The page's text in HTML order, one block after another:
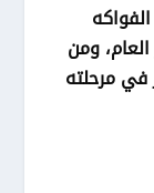
ومن
في مرحلته